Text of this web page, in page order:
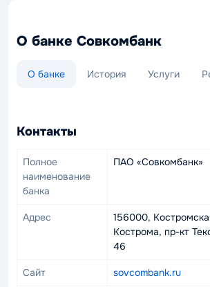
О банке Совкомбанк
О банке История Услуги
Контакты
Полное
наименование
банка
ПАО «Совкомбанк»
Адрес
156000,
Кострома, пр-кт
46
Сайт sovcombank.ru
Кредитные карты
Вопросы и ответы
❓ Как закрыть кредитную
Совкомбанке?
«Халва» выберите карту → «Настройки»
карту». Также можно позвонить 8 800
обратиться в отделение. Рекомендуем